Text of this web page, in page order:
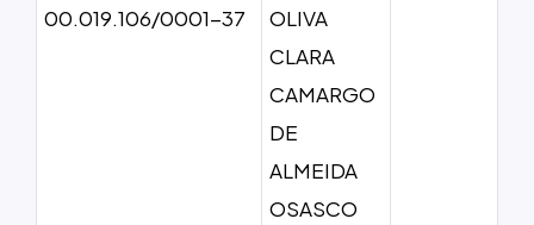
00.019.106/0001-37
OLIVA
CLARA
CAMARGO
DE
ALMEIDA
OSASCO